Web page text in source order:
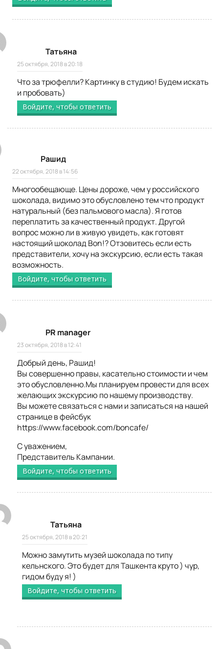
Татьяна
25 октября, 2018 в 20:18
Что за трюфелли? Картинку в студию! Будем искать
и пробовать)
Войдите, чтобы ответить
Рашид
22 октября, 2018 в 14:56
Многообещающе. Цены дороже, чем у российского
шоколада, видимо это обусловлено тем что продукт
натуральный (без пальмового масла). Я готов
переплатить за качественный продукт. Другой
вопрос можно ли в живую увидеть, как готовят
настоящий шоколад Bon!? Отзовитесь если есть
представители, хочу на экскурсию, если есть такая
возможность.
Войдите, чтобы ответить
PR manager
23 октября, 2018 в 12:41
Добрый день, Рашид!
Вы совершенно правы, касательно стоимости и чем
это обусловленно.Мы планируем провести для всех
желающих экскурсию по нашему производству.
Вы можете связаться с нами и записаться на нашей
странице в фейсбук
https://www.facebook.com/boncafe/
С уважением,
Представитель Кампании.
Войдите, чтобы ответить
Татьяна
25 октября, 2018 в 20:21
Можно замутить музей шоколада по типу
кельнского. Это будет для Ташкента круто ) чур,
гидом буду я! )
Войдите, чтобы ответить